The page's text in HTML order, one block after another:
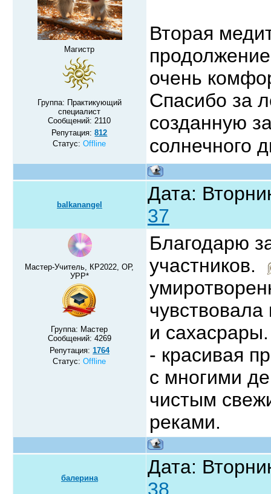
Магистр
Группа: Практикующий
специалист
Сообщений: 2110
Репутация:812
Статус:Offline
Вторая
очень
Спасибо за
созданную
солнечного
balkanangel
Дата:
37
Мастер-Учитель, КР2022, ОР,
УРР*
Группа: Мастер
Сообщений: 4269
Репутация: 1764
Статус:Offline
Благодарю
участников.
и
- красивая
с многими
чистым
реками.
балерина
Дата:
38